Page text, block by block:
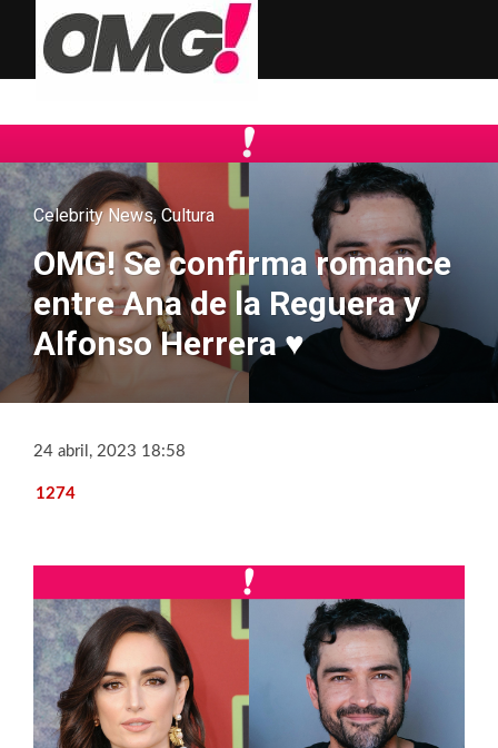
Celebrity News, Cultura
OMG! Se confirma romance
entre Ana de la Reguera y
Alfonso Herrera ♥
24 abril, 2023 18:58
1274